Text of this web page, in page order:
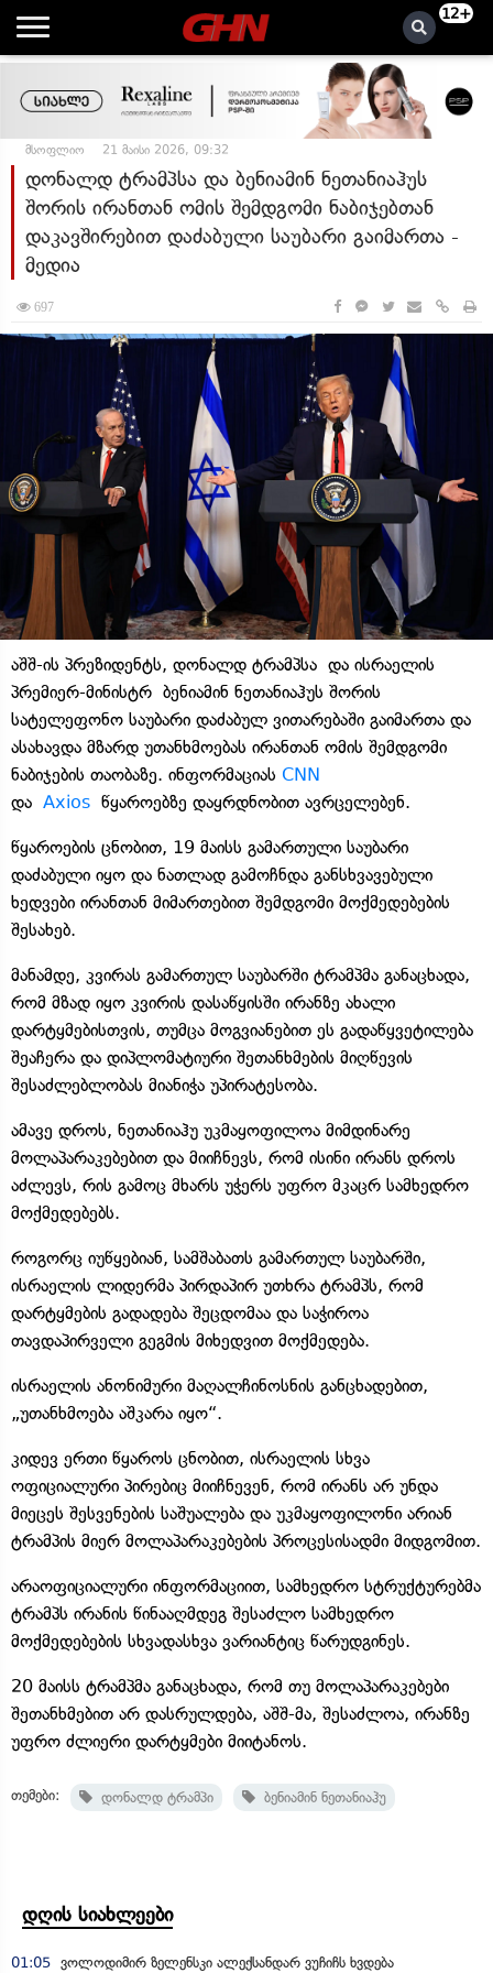
12+
მსოფლიო 21 მაისი 2026, 09:32
დონალდ ტრამპსა და ბენიამინ ნეთანიაჰუს
შორის ირანთან ომის შემდგომი ნაბიჯებთან
დაკავშირებით დაძაბული საუბარი გაიმართა -
მედია
697
აშშ-ის პრეზიდენტს, დონალდ ტრამპსა და ისრაელის
პრემიერ-მინისტრ ბენიამინ ნეთანიაჰუს შორის
სატელეფონო საუბარი დაძაბულ ვითარებაში გაიმართა და
ასახავდა მზარდ უთანხმოებას ირანთან ომის შემდგომი
ნაბიჯების თაობაზე. ინფორმაციას CNN
და Axios წყაროებზე დაყრდნობით ავრცელებენ.
წყაროების ცნობით, 19 მაისს გამართული საუბარი
დაძაბული იყო და ნათლად გამოჩნდა განსხვავებული
ხედვები ირანთან მიმართებით შემდგომი მოქმედებების
შესახებ.
მანამდე, კვირას გამართულ საუბარში ტრამპმა განაცხადა,
რომ მზად იყო კვირის დასაწყისში ირანზე ახალი
დარტყმებისთვის, თუმცა მოგვიანებით ეს გადაწყვეტილება
შეაჩერა და დიპლომატიური შეთანხმების მიღწევის
შესაძლებლობას მიანიჭა უპირატესობა.
ამავე დროს, ნეთანიაჰუ უკმაყოფილოა მიმდინარე
მოლაპარაკებებით და მიიჩნევს, რომ ისინი ირანს დროს
აძლევს, რის გამოც მხარს უჭერს უფრო მკაცრ სამხედრო
მოქმედებებს.
როგორც იუწყებიან, სამშაბათს გამართულ საუბარში,
ისრაელის ლიდერმა პირდაპირ უთხრა ტრამპს, რომ
დარტყმების გადადება შეცდომაა და საჭიროა
თავდაპირველი გეგმის მიხედვით მოქმედება.
ისრაელის ანონიმური მაღალჩინოსნის განცხადებით,
„უთანხმოება აშკარა იყო“.
კიდევ ერთი წყაროს ცნობით, ისრაელის სხვა
ოფიციალური პირებიც მიიჩნევენ, რომ ირანს არ უნდა
მიეცეს შესვენების საშუალება და უკმაყოფილონი არიან
ტრამპის მიერ მოლაპარაკებების პროცესისადმი მიდგომით.
არაოფიციალური ინფორმაციით, სამხედრო სტრუქტურებმა
ტრამპს ირანის წინააღმდეგ შესაძლო სამხედრო
მოქმედებების სხვადასხვა ვარიანტიც წარუდგინეს.
20 მაისს ტრამპმა განაცხადა, რომ თუ მოლაპარაკებები
შეთანხმებით არ დასრულდება, აშშ-მა, შესაძლოა, ირანზე
უფრო ძლიერი დარტყმები მიიტანოს.
თემები: დონალდ ტრამპი ბენიამინ ნეთანიაჰუ
დღის სიახლეები
01:05 ვოლოდიმირ ზელენსკი ალექსანდარ ვუჩიჩს ხვდება